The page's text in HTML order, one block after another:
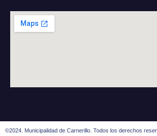
©2024. Municipalidad de Carnerillo. Todos los derechos